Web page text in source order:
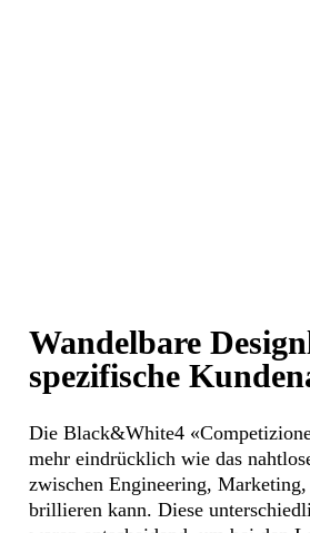
Wandelbare
spezifische
Die Black&White4
mehr eindrücklich wie das
zwischen Engineering, Marketing,
brillieren kann. Diese